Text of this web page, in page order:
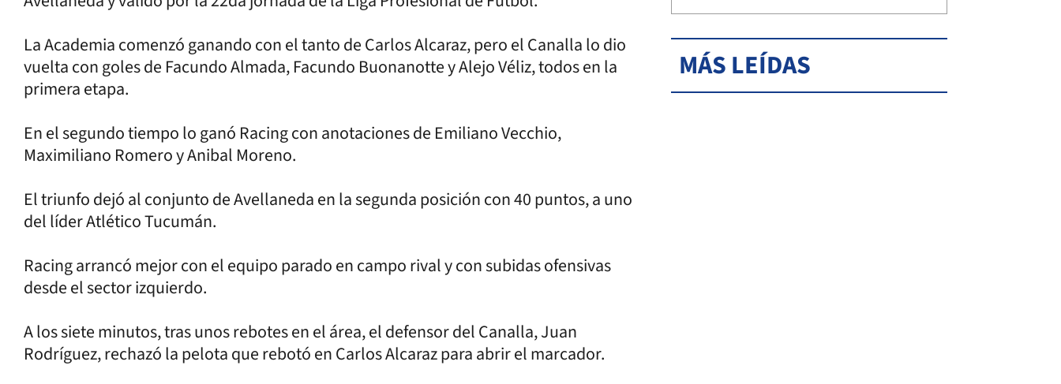
La Academia comenzó ganando con el tanto de Carlos Alcaraz, pero el Canalla lo dio
vuelta con goles de Facundo Almada, Facundo Buonanotte y Alejo Véliz, todos en la
primera etapa.
En el segundo tiempo lo ganó Racing con anotaciones de Emiliano Vecchio,
Maximiliano Romero y Anibal Moreno.
El triunfo dejó al conjunto de Avellaneda en la segunda posición con 40 puntos, a uno
del líder Atlético Tucumán.
Racing arrancó mejor con el equipo parado en campo rival y con subidas ofensivas
desde el sector izquierdo.
A los siete minutos, tras unos rebotes en el área, el defensor del Canalla, Juan
Rodríguez, rechazó la pelota que rebotó en Carlos Alcaraz para abrir el marcador.
MÁS LEÍDAS